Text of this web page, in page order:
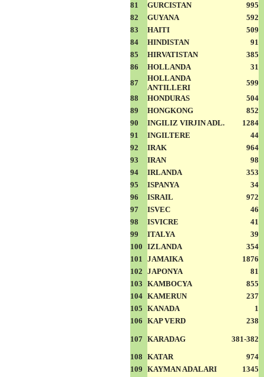
81
GURCISTAN
995
82
GUYANA
592
83
HAITI
509
84
HINDISTAN
91
85
HIRVATISTAN
385
86
HOLLANDA
31
87
HOLLANDA
ANTILLERI
599
88
HONDURAS
504
89
HONGKONG
852
90
INGILIZ VIRJIN ADL.
1284
91
INGILTERE
44
92
IRAK
964
93
IRAN
98
94
IRLANDA
353
95
ISPANYA
34
96
ISRAIL
972
97
ISVEC
46
98
ISVICRE
41
99
ITALYA
39
100 IZLANDA
354
101 JAMAIKA
1876
102 JAPONYA
81
103 KAMBOCYA
855
104 KAMERUN
237
105 KANADA
1
106 KAP VERD 238
107 KARADAG
381-382
108 KATAR
974
109 KAYMAN ADALARI
1345